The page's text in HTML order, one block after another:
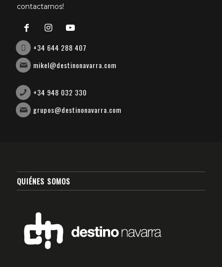
contactarnos!
+34 644 288 407
mikel@destinonavarra.com
+34 948 032 330
grupos@destinonavarra.com
QUIÉNES SOMOS